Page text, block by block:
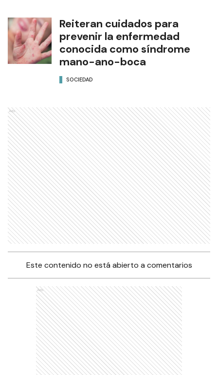
Reiteran cuidados para
prevenir la enfermedad
conocida como síndrome
mano-ano-boca
SOCIEDAD
Ads
Este contenido no está abierto a comentarios
Ads